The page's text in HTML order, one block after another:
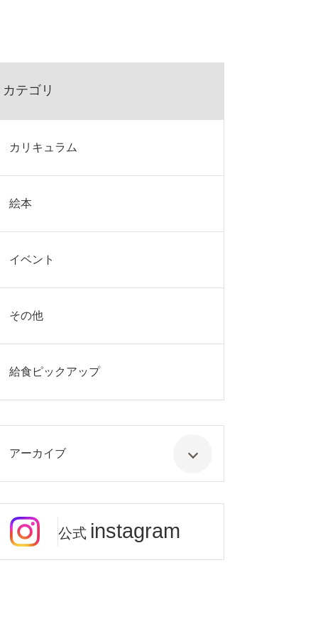
カテゴリ
カリキュラム
絵本
イベント
その他
給食ピックアップ
アーカイブ
公式 instagram